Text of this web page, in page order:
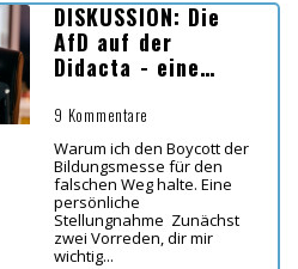
DISKUSSION: Die
AfD auf der
Didacta - eine
Stellungnahme
9 Kommentare
Warum ich den Boycott der
Bildungsmesse für den
falschen Weg halte. Eine
persönliche
Stellungnahme Zunächst
zwei Vorreden, dir mir
wichtig...